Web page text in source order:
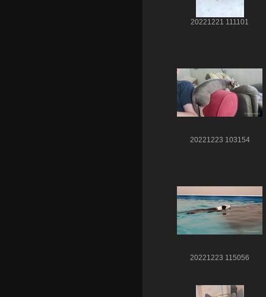
20221221 111101
20221223 103154
20221223 115056